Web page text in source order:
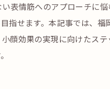
表情筋へのアプローチに
指せます。本記事では、福
顔効果の実現に向けたス